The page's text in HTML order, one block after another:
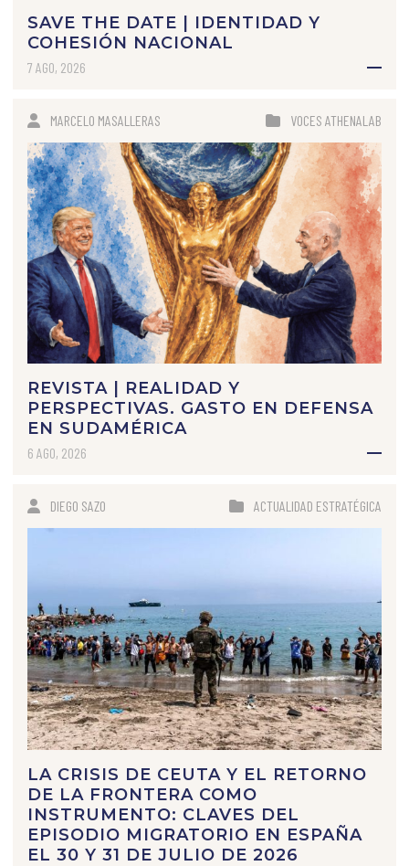
SAVE THE DATE | IDENTIDAD Y
COHESIÓN NACIONAL
7 AGO, 2026
MARCELO MASALLERAS VOCES ATHENALAB
REVISTA | REALIDAD Y
PERSPECTIVAS. GASTO EN DEFENSA
EN SUDAMÉRICA
6 AGO, 2026
DIEGO SAZO ACTUALIDAD ESTRATÉGICA
LA CRISIS DE CEUTA Y EL RETORNO
DE LA FRONTERA COMO
INSTRUMENTO: CLAVES DEL
EPISODIO MIGRATORIO EN ESPAÑA
EL 30 Y 31 DE JULIO DE 2026